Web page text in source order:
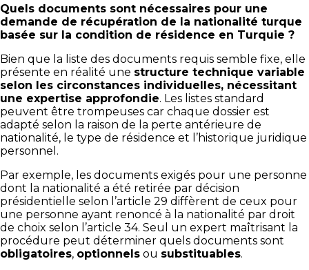
Quels documents sont nécessaires pour une
demande de récupération de la nationalité turque
basée sur la condition de résidence en Turquie ?
Bien que la liste des documents requis semble fixe, elle
présente en réalité une structure technique variable
selon les circonstances individuelles, nécessitant
une expertise approfondie. Les listes standard
peuvent être trompeuses car chaque dossier est
adapté selon la raison de la perte antérieure de
nationalité, le type de résidence et l’historique juridique
personnel.
Par exemple, les documents exigés pour une personne
dont la nationalité a été retirée par décision
présidentielle selon l’article 29 diffèrent de ceux pour
une personne ayant renoncé à la nationalité par droit
de choix selon l’article 34. Seul un expert maîtrisant la
procédure peut déterminer quels documents sont
obligatoires, optionnels ou substituables.